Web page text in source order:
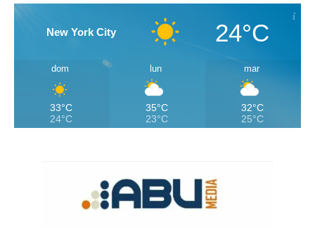
New York City 24°C
dom
33°C
24°C
lun
35°C
23°C
mar
32°C
25°C